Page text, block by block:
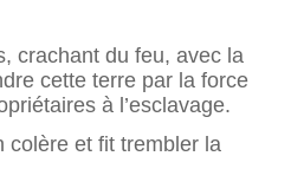
crachant du feu, avec la
cette terre par la force
à l’esclavage.
colère et fit trembler la